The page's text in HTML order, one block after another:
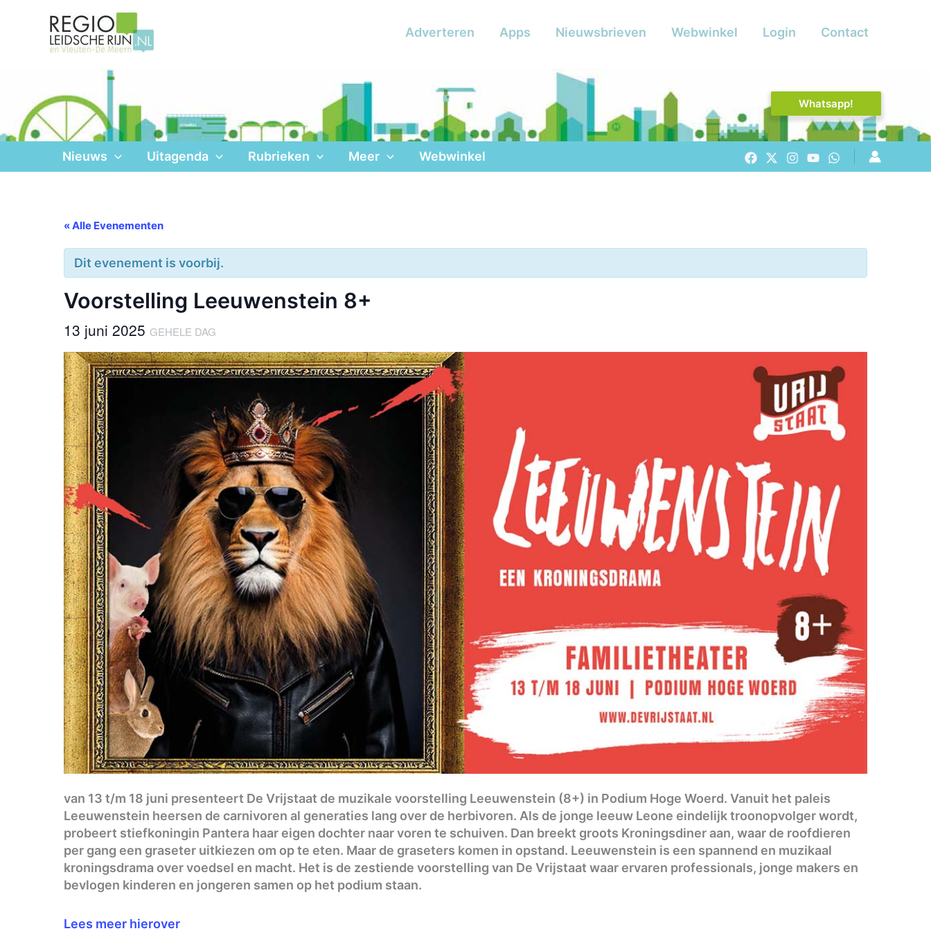
Adverteren Apps Nieuwsbrieven Webwinkel Login Contact
Whatsapp!
Nieuws Uitagenda Rubrieken Meer Webwinkel
« Alle Evenementen
Dit evenement is voorbij.
Voorstelling Leeuwenstein 8+
13 juni 2025 GEHELE DAG
van 13 t/m 18 juni presenteert De Vrijstaat de muzikale voorstelling Leeuwenstein (8+) in Podium Hoge Woerd. Vanuit het paleis
Leeuwenstein heersen de carnivoren al generaties lang over de herbivoren. Als de jonge leeuw Leone eindelijk troonopvolger wordt,
probeert stiefkoningin Pantera haar eigen dochter naar voren te schuiven. Dan breekt groots Kroningsdiner aan, waar de roofdieren
per gang een graseter uitkiezen om op te eten. Maar de graseters komen in opstand. Leeuwenstein is een spannend en muzikaal
kroningsdrama over voedsel en macht. Het is de zestiende voorstelling van De Vrijstaat waar ervaren professionals, jonge makers en
bevlogen kinderen en jongeren samen op het podium staan.
Lees meer hierover